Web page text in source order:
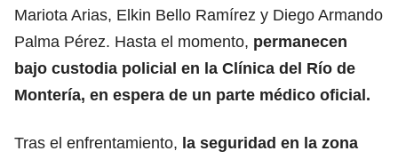
Mariota Arias, Elkin Bello Ramírez y Diego Armando
Palma Pérez. Hasta el momento, permanecen
bajo custodia policial en la Clínica del Río de
Montería, en espera de un parte médico oficial.
Tras el enfrentamiento, la seguridad en la zona